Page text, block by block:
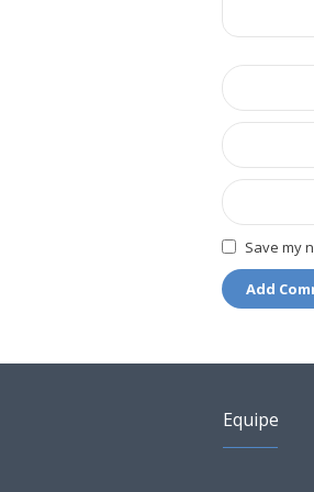
Save my
Equipe